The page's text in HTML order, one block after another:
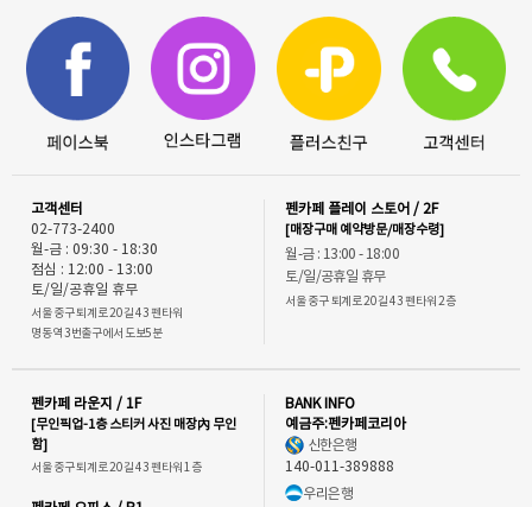
고객센터
02-773-2400
월-금 : 09:30 - 18:30
점심 : 12:00 - 13:00
토/일/공휴일 휴무
서울 중구 퇴계로 20길 43 펜타워
명동역 3번출구에서 도보5분
펜카페 플레이 스토어 / 2F
[매장구매 예약방문/매장수령]
월-금 : 13:00 - 18:00
토/일/공휴일 휴무
서울 중구 퇴계로 20길 43 펜타워 2층
펜카페 라운지 / 1F
[무인픽업-1층 스티커 사진 매장內 무인
함]
서울 중구 퇴계로 20길 43 펜타워 1층
BANK INFO
예금주:펜카페코리아
신한은행
140-011-389888
우리은행